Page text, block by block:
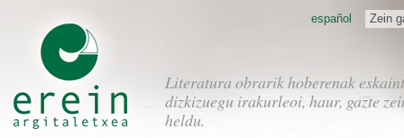
Literatura obrarik hoberenak
dizkizuegu irakurleoi, haur, gazte
heldu.
Zein
español